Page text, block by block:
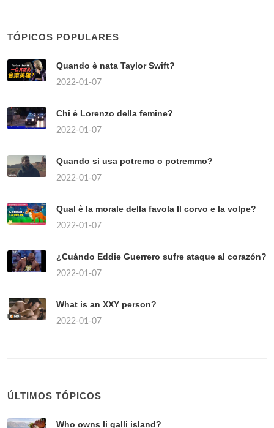
TÓPICOS POPULARES
Quando è nata Taylor Swift?
2022-01-07
Chi è Lorenzo della femine?
2022-01-07
Quando si usa potremo o potremmo?
2022-01-07
Qual è la morale della favola Il corvo e la volpe?
2022-01-07
¿Cuándo Eddie Guerrero sufre ataque al corazón?
2022-01-07
What is an XXY person?
2022-01-07
ÚLTIMOS TÓPICOS
Who owns li galli island?